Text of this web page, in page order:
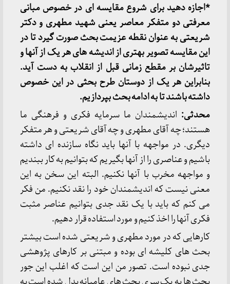
*اجازه دهید برای شروع مقایسه ای در خصوص مبانی
معرفتی دو متفکر معاصر یعنی شهید مطهری و دکتر
شریعتی به عنوان نقطه عزیمت بحث صورت گیرد تا در
این مقایسه تصویر بهتری از اندیشه های هر یک از آنها و
تاثیرشان بر مقطع زمانی قبل از انقلاب به دست آید.
بنابراین هر یک از دوستان طرح بحثی در این خصوص
داشته باشند تا به ادامه بحث بپردازیم.
محدثی: اندیشمندان ما سرمایه فکری و فرهنگی ما
هستند؛ چه آقای مطهری و چه آقای شریعتی و هر متفکر
دیگری. در مواجهه با آنها باید نگاه سازنده ای داشته
باشیم و عناصری را از آنها بگیریم که بتوانیم به کار ببندیم
و مواجهه مخرب با آنها نکنیم. البته این سخن به این
معنی نیست که اندیشمندان خود را نقد نکنیم. من فکر
می کنم که باید با یک نقد جدی بتوانیم عناصر مثبت
فکری آنها را اخذ کنیم و مورد استفاده قرار دهیم.
کارهایی که در مورد مطهری و شریعتی شده است بیشتر
بحث های کلیشه ای بوده و مبتنی بر کارهای پژوهشی
جدی نبوده است. تصور من این است که اغلب این جور